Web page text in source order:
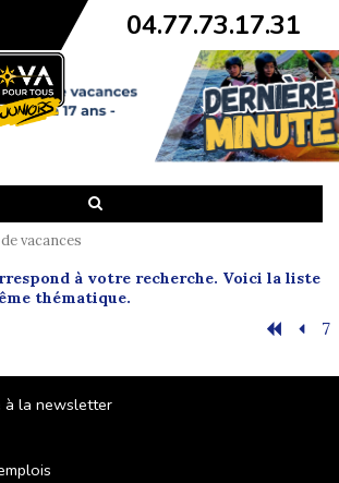
04.77.73.17.31
vacances
à votre recherche. Voici la liste
thématique.
7
à la newsletter